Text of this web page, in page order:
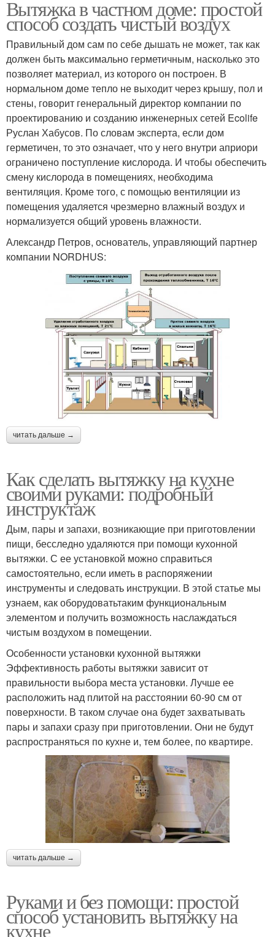
Вытяжка в частном доме: простой
способ создать чистый воздух
Правильный дом сам по себе дышать не может, так как
должен быть максимально герметичным, насколько это
позволяет материал, из которого он построен. В
нормальном доме тепло не выходит через крышу, пол и
стены, говорит генеральный директор компании по
проектированию и созданию инженерных сетей Ecolife
Руслан Хабусов. По словам эксперта, если дом
герметичен, то это означает, что у него внутри априори
ограничено поступление кислорода. И чтобы обеспечить
смену кислорода в помещениях, необходима
вентиляция. Кроме того, с помощью вентиляции из
помещения удаляется чрезмерно влажный воздух и
нормализуется общий уровень влажности.
Александр Петров, основатель, управляющий партнер
компании NORDHUS:
читать дальше →
Как сделать вытяжку на кухне
своими руками: подробный
инструктаж
Дым, пары и запахи, возникающие при приготовлении
пищи, бесследно удаляются при помощи кухонной
вытяжки. С ее установкой можно справиться
самостоятельно, если иметь в распоряжении
инструменты и следовать инструкции. В этой статье мы
узнаем, как оборудоватьтаким функциональным
элементом и получить возможность наслаждаться
чистым воздухом в помещении.
Особенности установки кухонной вытяжки
Эффективность работы вытяжки зависит от
правильности выбора места установки. Лучше ее
расположить над плитой на расстоянии 60-90 см от
поверхности. В таком случае она будет захватывать
пары и запахи сразу при приготовлении. Они не будут
распространяться по кухне и, тем более, по квартире.
читать дальше →
Руками и без помощи: простой
способ установить вытяжку на
кухне